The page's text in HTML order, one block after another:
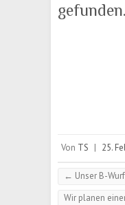
gefunden.
Von TS | 25.
← Unser B-
Wir planen